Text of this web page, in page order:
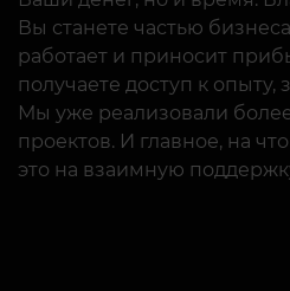
работает и приносит
получаете доступ к опыту,
Мы уже реализовали
проектов. И главное, на
это на взаимную